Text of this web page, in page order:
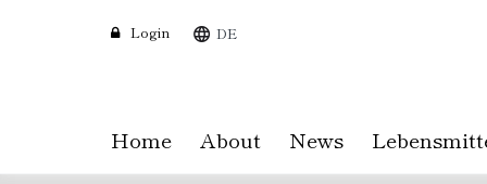
DE
Login
Home About News